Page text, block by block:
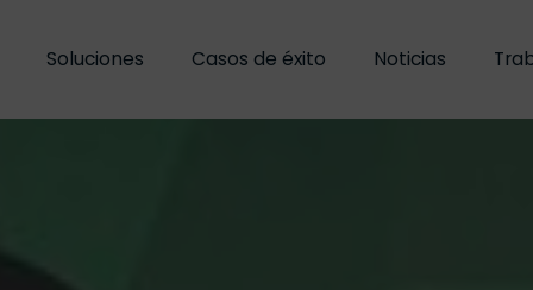
Soluciones Casos de éxito Noticias
Soluciones Casos de éxito Noticias